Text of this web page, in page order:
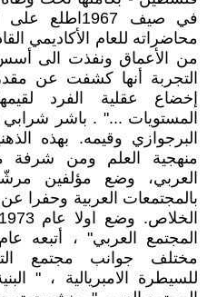
في صيف
محاضراته للعام الأكاديمي
من الأعماق ونفذت الى
التجربة أنها كشفت عن
إخضاع عقلية الفرد
المستويات ..." . باشر
البرجوازي وقيمه. بهذه
منهجية العلم ومن شرفة
العربي، وضع مؤلفين
بالمجتمعات العربية وحفرا
مختلف جوانب مجتمع
للسيطرة الامبريالية ، "